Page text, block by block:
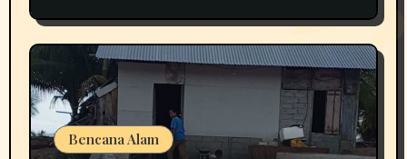
Bencana Alam